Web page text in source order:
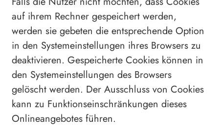
auf ihrem Rechner gespeichert werden,
werden sie gebeten die entsprechende Option
in den Systemeinstellungen ihres Browsers zu
deaktivieren. Gespeicherte Cookies können in
den Systemeinstellungen des Browsers
gelöscht werden. Der Ausschluss von Cookies
kann zu Funktionseinschränkungen dieses
Onlineangebotes führen.